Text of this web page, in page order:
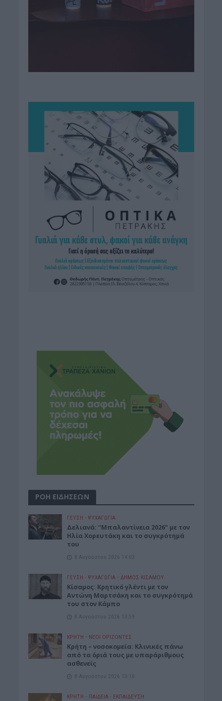
ΡΟΗ ΕΙΔΗΣΕΩΝ
ΓΕΎΣΗ - ΨΥΧΑΓΩΓΊΑ
Δελιανά: “Μπαλαντίνεια 2026” με τον
Ηλία Χορευτάκη και το συγκρότημά
του
8 Αυγούστου 2026 14:03
ΓΕΎΣΗ - ΨΥΧΑΓΩΓΊΑ • ΔΉΜΟΣ ΚΙΣΆΜΟΥ
Kίσαμος: Κρητικό γλέντι με τον
Αντώνη Μαρτσάκη και το συγκρότημά
του στον Κάμπο
8 Αυγούστου 2026 13:59
ΚΡΗΤΗ • ΝΕΟΙ ΟΡΙΖΟΝΤΕΣ
Κρήτη – νοσοκομεία: Κλινικές πάνω
από τα όριά τους με υπαράριθμους
ασθενείς
8 Αυγούστου 2026 13:10
ΚΡΗΤΗ • ΠΑΙΔΕΙΑ - ΕΚΠΑΙΔΕΥΣΗ